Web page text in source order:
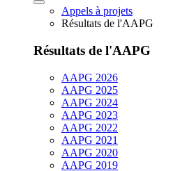
Appels à projets
Résultats de l'AAPG
Résultats de l'AAPG
AAPG 2026
AAPG 2025
AAPG 2024
AAPG 2023
AAPG 2022
AAPG 2021
AAPG 2020
AAPG 2019